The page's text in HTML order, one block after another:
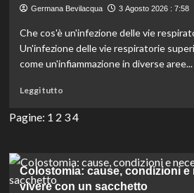
ginocchio:
sul
primo
intervento
protesi.
Germana Bevilacqua 3 Agosto 2026 : 7:58
Che cos'è un'infezione delle vie
Un'infezione delle vie respiratorie
come un'infiammazione in diverse aree...
Leggi tuttoLeggi
più
superiore:
Pagine: 1 2 34
Colostomia: cause, condizioni e
vivere con un sacchetto